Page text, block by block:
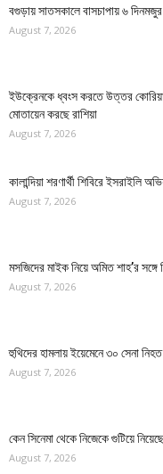
বগুড়ায় সাতসকালে বাসচাপায় ৬
August 7, 2026
ইউক্রেনকে ধ্বংস করতে উত্তর
মোতায়েন করছে রাশিয়া
August 7, 2026
কালান্দিয়া শরণার্থী শিবিরে ইসরাইলি
August 7, 2026
মসজিদের মাইক নিয়ে অমিত শাহ’র
August 7, 2026
হুথিদের হামলায় ইয়েমেনে ৩০ সেনা নিহত
August 7, 2026
কেন সিনেমা থেকে নিজেকে গুটিয়ে
August 7, 2026